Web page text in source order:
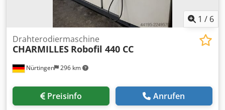
1 / 6
Nürtingen 296 km
Drahterodiermaschine
CHARMILLES Robofil 440 CC
Preisinfo Anrufen